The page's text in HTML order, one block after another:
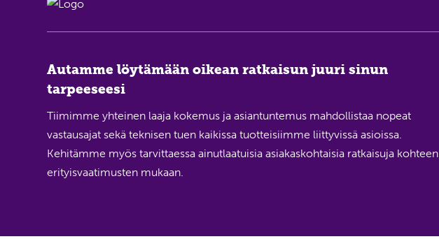
Autamme löytämään oikean ratkaisun juuri sinun
tarpeeseesi
Tiimimme yhteinen laaja kokemus ja asiantuntemus mahdollistaa nopeat
vastausajat sekä teknisen tuen kaikissa tuotteisiimme liittyvissä asioissa.
Kehitämme myös tarvittaessa ainutlaatuisia asiakaskohtaisia ratkaisuja kohteen
erityisvaatimusten mukaan.